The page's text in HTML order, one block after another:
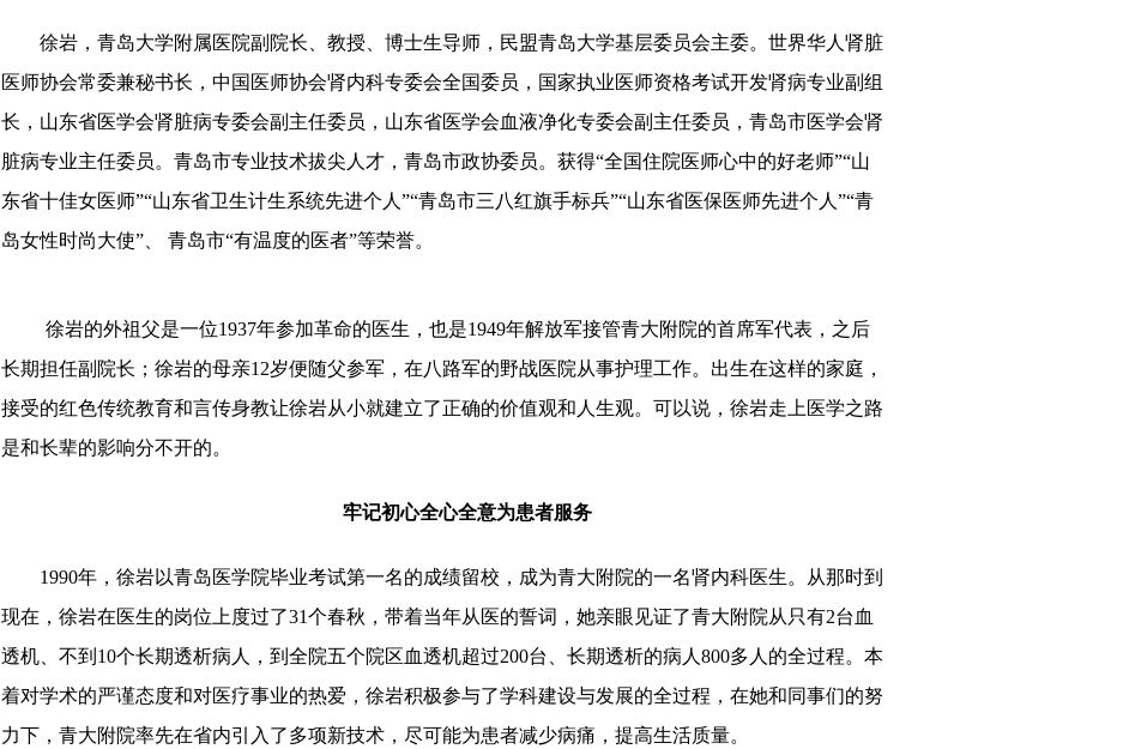
徐岩，青岛大学附属医院副院长、教授、博士生导师，民盟青岛大学基层委员会主委。 世界华人肾脏
医师协会常委兼秘书长，中国医师协会肾内科专委会全国委员，国家执业医师资格考试开发肾病专业副组
长，山东省医学会肾脏病专委会副主任委员，山东省医学会血液净化专委会副主任委员，青岛市医学会肾
脏病专业主任委员。青岛市专业技术拔尖人才 ， 青岛市政协委员。获得“全国住院医师心中的好老师”“山
东省十佳女医师”“山东省卫生计生系统先进个人”“青岛市三八红旗手标兵”“山东省医保医师先进个人”“青
岛女性时尚大使”、 青岛市“有温度的医者”等荣誉。
徐岩的外祖父是一位1937年参加革命的医生，也是1949年解放军接管青大附院的首席军代表 ， 之后
长期担任副院长； 徐岩的母亲12岁便随父参军，在八路军的野战医院从事护理工作。 出生在这样的家庭，
接受的红色传统教育和言传身教让徐岩从小就建立了正确的价值观和人生观。 可以说， 徐岩走上医学之路
是和长辈的影响分不开的。
牢记初心全心全意为患者服务
1990年， 徐岩以青岛医学院毕业考试第一名的成绩留校，成为青大附院的一名肾内科医生。
从那时到
现在， 徐岩在医生的岗位上度过了31个春秋，带着当年从医的誓词， 她亲眼见证了青大附院从只有2台血
透机、不到10个长期透析病人，到全院五个院区血透机超过200台、长期透析的病人800多人的全过程。本
着对学术的严谨态度和对医疗事业的热爱 ， 徐岩积极参与了学科建设与发展的全过程，在她和同事们的努
力下，青大附院率先在省内引入 了多项新技术，尽可能为患者减少病痛，提高生活质量。